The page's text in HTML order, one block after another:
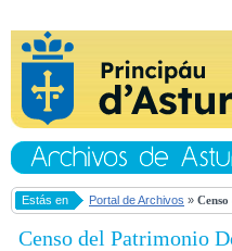
Estás en Portal de Archivos »
Censo del Patrimonio